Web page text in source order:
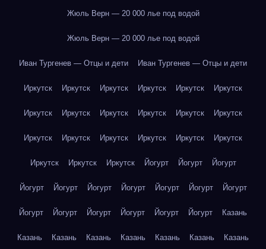
Жюль Верн — 20 000 лье под водой
Жюль Верн — 20 000 лье под водой
Иван Тургенев — Отцы и дети Иван Тургенев — Отцы и дети
Иркутск Иркутск Иркутск Иркутск Иркутск Иркутск
Иркутск Иркутск Иркутск Иркутск Иркутск Иркутск
Иркутск Иркутск Иркутск Иркутск Иркутск Иркутск
Иркутск Иркутск Иркутск Йогурт Йогурт Йогурт
Йогурт Йогурт Йогурт Йогурт Йогурт Йогурт Йогурт
Йогурт Йогурт Йогурт Йогурт Йогурт Йогурт Казань
Казань Казань Казань Казань Казань Казань Казань